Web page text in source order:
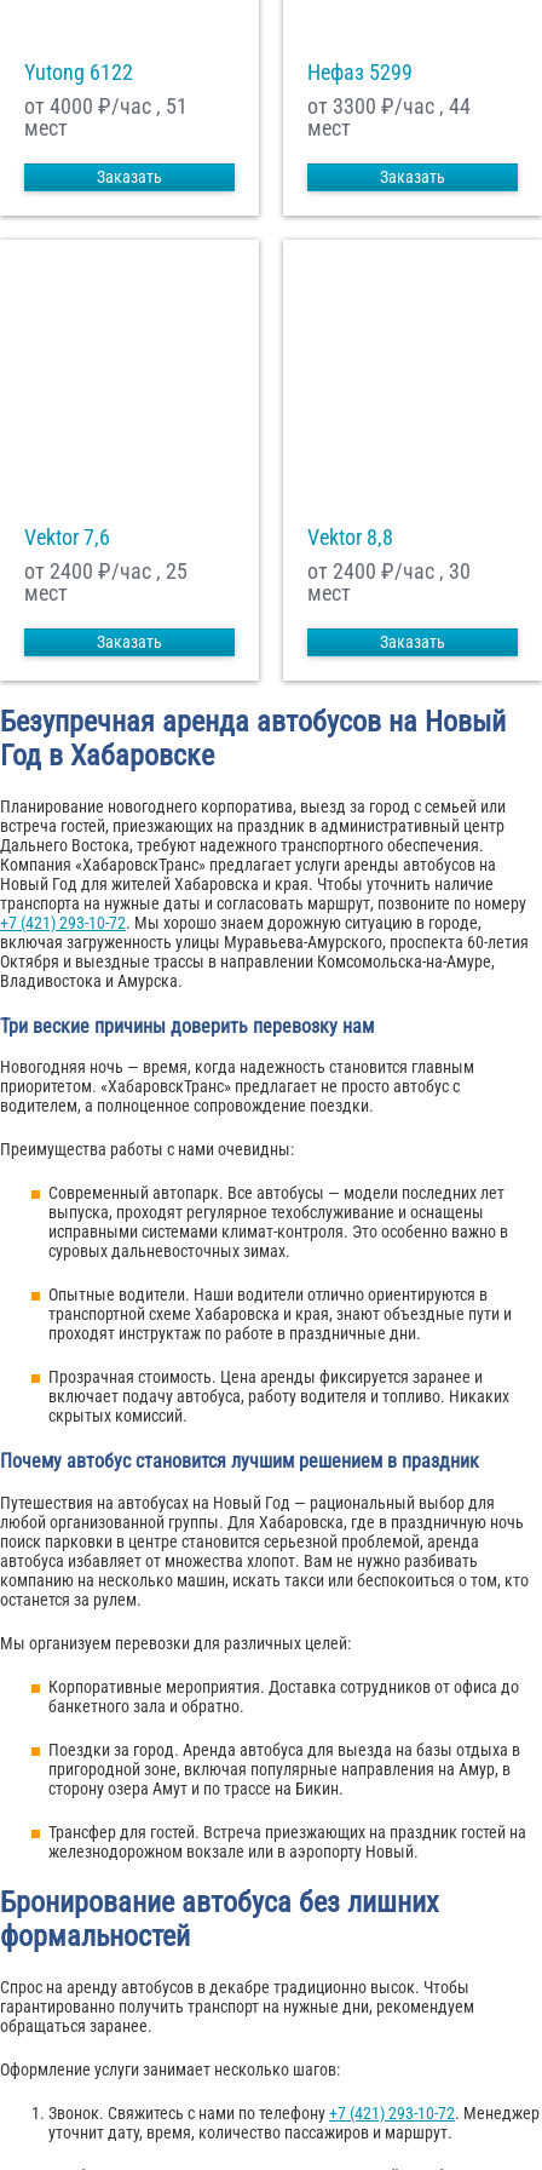
Yutong 6122
от 4000 ₽/час , 51
мест
Заказать
Нефаз 5299
от 3300 ₽/час , 44
мест
Заказать
Vektor 7,6
от 2400 ₽/час , 25
мест
Заказать
Vektor 8,8
от 2400 ₽/час , 30
мест
Заказать
Безупречная аренда автобусов на Новый
Год в Хабаровске
Планирование новогоднего корпоратива, выезд за город с семьей или
встреча гостей, приезжающих на праздник в административный центр
Дальнего Востока, требуют надежного транспортного обеспечения.
Компания «ХабаровскТранс» предлагает услуги аренды автобусов на
Новый Год для жителей Хабаровска и края. Чтобы уточнить наличие
транспорта на нужные даты и согласовать маршрут, позвоните по номеру
+7 (421) 293-10-72. Мы хорошо знаем дорожную ситуацию в городе,
включая загруженность улицы Муравьева-Амурского, проспекта 60-летия
Октября и выездные трассы в направлении Комсомольска-на-Амуре,
Владивостока и Амурска.
Три веские причины доверить перевозку нам
Новогодняя ночь — время, когда надежность становится главным
приоритетом. «ХабаровскТранс» предлагает не просто автобус с
водителем, а полноценное сопровождение поездки.
Преимущества работы с нами очевидны:
Современный автопарк. Все автобусы — модели последних лет
выпуска, проходят регулярное техобслуживание и оснащены
исправными системами климат-контроля. Это особенно важно в
суровых дальневосточных зимах.
Опытные водители. Наши водители отлично ориентируются в
транспортной схеме Хабаровска и края, знают объездные пути и
проходят инструктаж по работе в праздничные дни.
Прозрачная стоимость. Цена аренды фиксируется заранее и
включает подачу автобуса, работу водителя и топливо. Никаких
скрытых комиссий.
Почему автобус становится лучшим решением в праздник
Путешествия на автобусах на Новый Год — рациональный выбор для
любой организованной группы. Для Хабаровска, где в праздничную ночь
поиск парковки в центре становится серьезной проблемой, аренда
автобуса избавляет от множества хлопот. Вам не нужно разбивать
компанию на несколько машин, искать такси или беспокоиться о том, кто
останется за рулем.
Мы организуем перевозки для различных целей:
Корпоративные мероприятия. Доставка сотрудников от офиса до
банкетного зала и обратно.
Поездки за город. Аренда автобуса для выезда на базы отдыха в
пригородной зоне, включая популярные направления на Амур, в
сторону озера Амут и по трассе на Бикин.
Трансфер для гостей. Встреча приезжающих на праздник гостей на
железнодорожном вокзале или в аэропорту Новый.
Бронирование автобуса без лишних
формальностей
Спрос на аренду автобусов в декабре традиционно высок. Чтобы
гарантированно получить транспорт на нужные дни, рекомендуем
обращаться заранее.
Оформление услуги занимает несколько шагов:
Звонок. Свяжитесь с нами по телефону+7 (421) 293-10-72. Менеджер
уточнит дату, время, количество пассажиров и маршрут.